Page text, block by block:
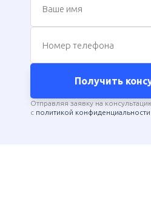
Ваше имя
Номер телефона
Получить
Отправляя заявку на
с политикой конфиденциальности